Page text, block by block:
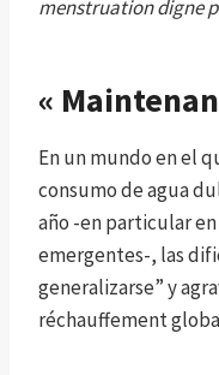
menstruation digne
«
En un mundo en el
consumo de agua
año -en particular
emergentes-, las
generalizarse” y
réchauffement